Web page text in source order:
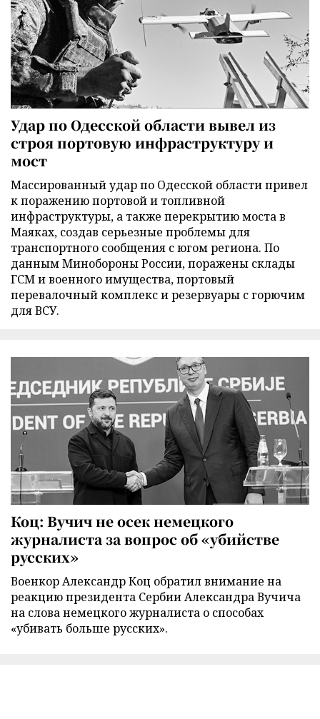
Удар по Одесской области вывел из
строя портовую инфраструктуру и
мост
Массированный удар по Одесской области привел
к поражению портовой и топливной
инфраструктуры, а также перекрытию моста в
Маяках, создав серьезные проблемы для
транспортного сообщения с югом региона. По
данным Минобороны России, поражены склады
ГСМ и военного имущества, портовый
перевалочный комплекс и резервуары с горючим
для ВСУ.
Коц: Вучич не осек немецкого
журналиста за вопрос об «убийстве
русских»
Военкор Александр Коц обратил внимание на
реакцию президента Сербии Александра Вучича
на слова немецкого журналиста о способах
«убивать больше русских».